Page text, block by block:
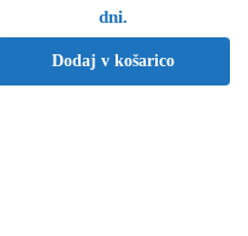
dni.
Dodaj v košarico